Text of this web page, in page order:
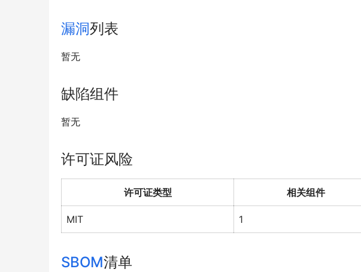
漏洞列表
暂无
缺陷组件
暂无
许可证风险
许可证类型 相关组件
MIT 1
SBOM清单